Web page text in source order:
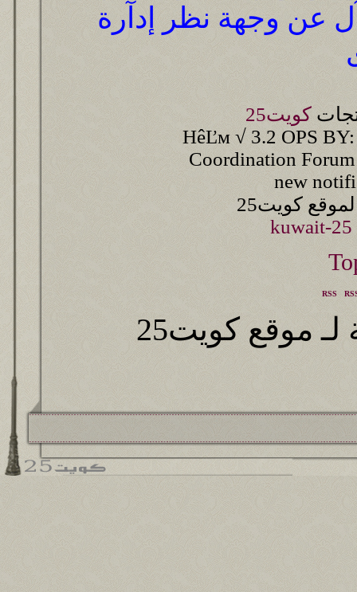
عن وجهة نظر إدآرة
كويت25
HêĽм √ 3.2 OPS BY:
Coordination
new
كويت25
kuwait-
RSS
موقع كويت25